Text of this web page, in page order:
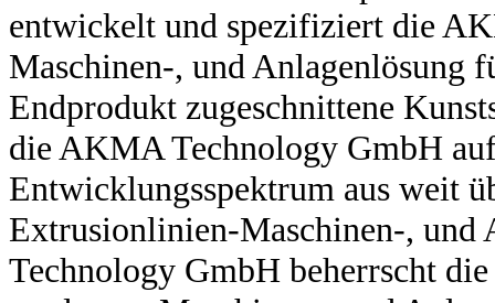
entwickelt und spezifiziert die
Maschinen-, und Anlagenlösung
Endprodukt zugeschnittene
die AKMA Technology GmbH
Entwicklungsspektrum aus weit
Extrusionlinien-Maschinen-,
Technology GmbH beherrscht die